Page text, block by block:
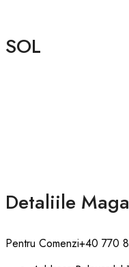
SOL
Detaliile
Pentru Comenzi+40 770